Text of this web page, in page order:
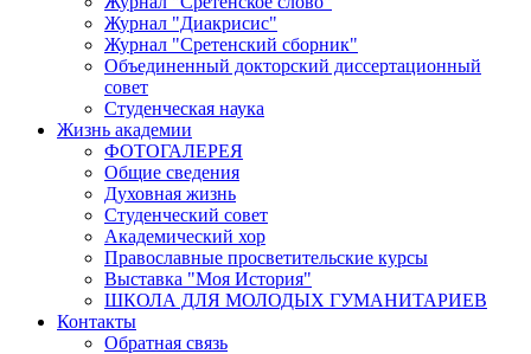
Журнал "Диакрисис"
Журнал "Сретенский сборник"
Объединенный докторский диссертационный
совет
Студенческая наука
Жизнь академии
ФОТОГАЛЕРЕЯ
Общие сведения
Духовная жизнь
Студенческий совет
Академический хор
Православные просветительские курсы
Выставка "Моя История"
ШКОЛА ДЛЯ МОЛОДЫХ ГУМАНИТАРИЕВ
Контакты
Обратная связь